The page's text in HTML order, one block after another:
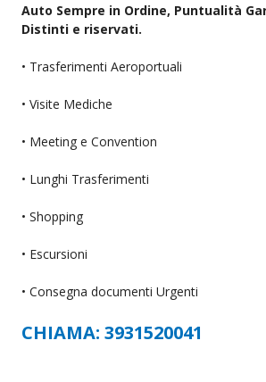
Auto Sempre in Ordine, Puntualità
Distinti e riservati.
• Trasferimenti Aeroportuali
• Visite Mediche
• Meeting e Convention
• Lunghi Trasferimenti
• Shopping
• Escursioni
• Consegna documenti Urgenti
CHIAMA: 3931520041